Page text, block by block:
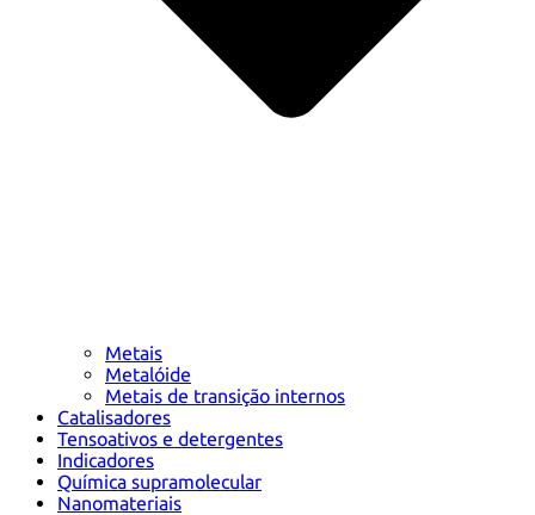
Metais
Metalóide
Metais de transição internos
Catalisadores
Tensoativos e detergentes
Indicadores
Química supramolecular
Nanomateriais